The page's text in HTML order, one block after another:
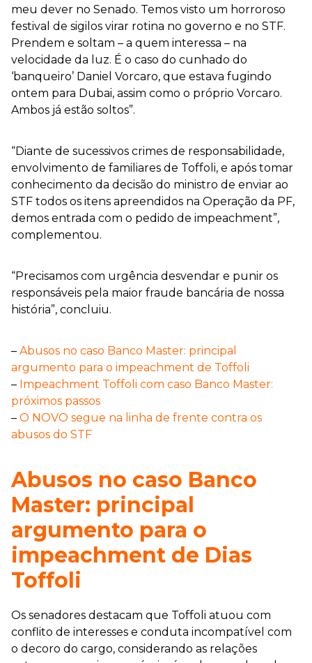
meu dever no Senado. Temos visto um horroroso
festival de sigilos virar rotina no governo e no STF.
Prendem e soltam – a quem interessa – na
velocidade da luz. É o caso do cunhado do
‘banqueiro’ Daniel Vorcaro, que estava fugindo
ontem para Dubai, assim como o próprio Vorcaro.
Ambos já estão soltos”.
“Diante de sucessivos crimes de responsabilidade,
envolvimento de familiares de Toffoli, e após tomar
conhecimento da decisão do ministro de enviar ao
STF todos os itens apreendidos na Operação da PF,
demos entrada com o pedido de impeachment”,
complementou.
“Precisamos com urgência desvendar e punir os
responsáveis pela maior fraude bancária de nossa
história”, concluiu.
– Abusos no caso Banco Master: principal
argumento para o impeachment de Toffoli
– Impeachment Toffoli com caso Banco Master:
próximos passos
– O NOVO segue na linha de frente contra os
abusos do STF
Abusos no caso Banco
Master: principal
argumento para o
impeachment de Dias
Toffoli
Os senadores destacam que Toffoli atuou com
conflito de interesses e conduta incompatível com
o decoro do cargo, considerando as relações